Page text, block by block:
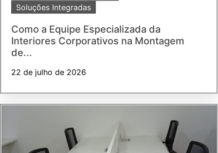
Soluções Integradas
Como a Equipe Especializada da
Interiores Corporativos na Montagem
de...
22 de julho de 2026